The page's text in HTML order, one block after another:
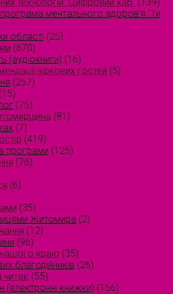
ментального здоров'я "Ти
області (25)
(670)
(аудіокниги) (16)
зіркових гостей (5)
(257)
(15)
(75)
(81)
(7)
(419)
програми (125)
(76)
(6)
(35)
Житомира (2)
(12)
(96)
нашого краю (35)
благодійників (26)
читає (55)
(електронні книжки) (156)